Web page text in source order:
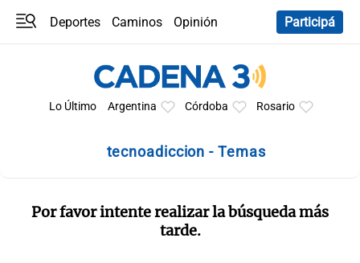
Deportes Caminos
Opinión
Participá
Lo Último Argentina Córdoba Rosario
tecnoadiccion - Temas
Por favor intente realizar la búsqueda más
tarde.